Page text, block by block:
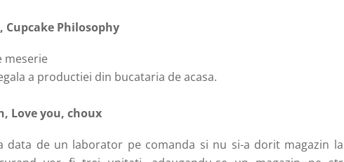
Cupcake Philosophy
meserie
a productiei din bucataria de acasa.
Love you, choux
data de un laborator pe comanda si nu si-a dorit magazin la